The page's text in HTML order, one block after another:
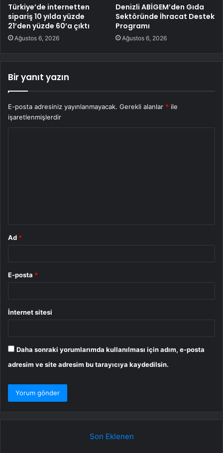
Türkiye’de internetten
sipariş 10 yılda yüzde
21’den yüzde 60’a çıktı
Ağustos 6, 2026
Denizli ABİGEM’den Gıda
Sektöründe İhracat Destek
Programı
Ağustos 6, 2026
Bir yanıt yazın
E-posta adresiniz yayınlanmayacak. Gerekli alanlar * ile
işaretlenmişlerdir
Ad *
E-posta *
İnternet sitesi
Daha sonraki yorumlarımda kullanılması için adım, e-posta
adresim ve site adresim bu tarayıcıya kaydedilsin.
Son Eklenen